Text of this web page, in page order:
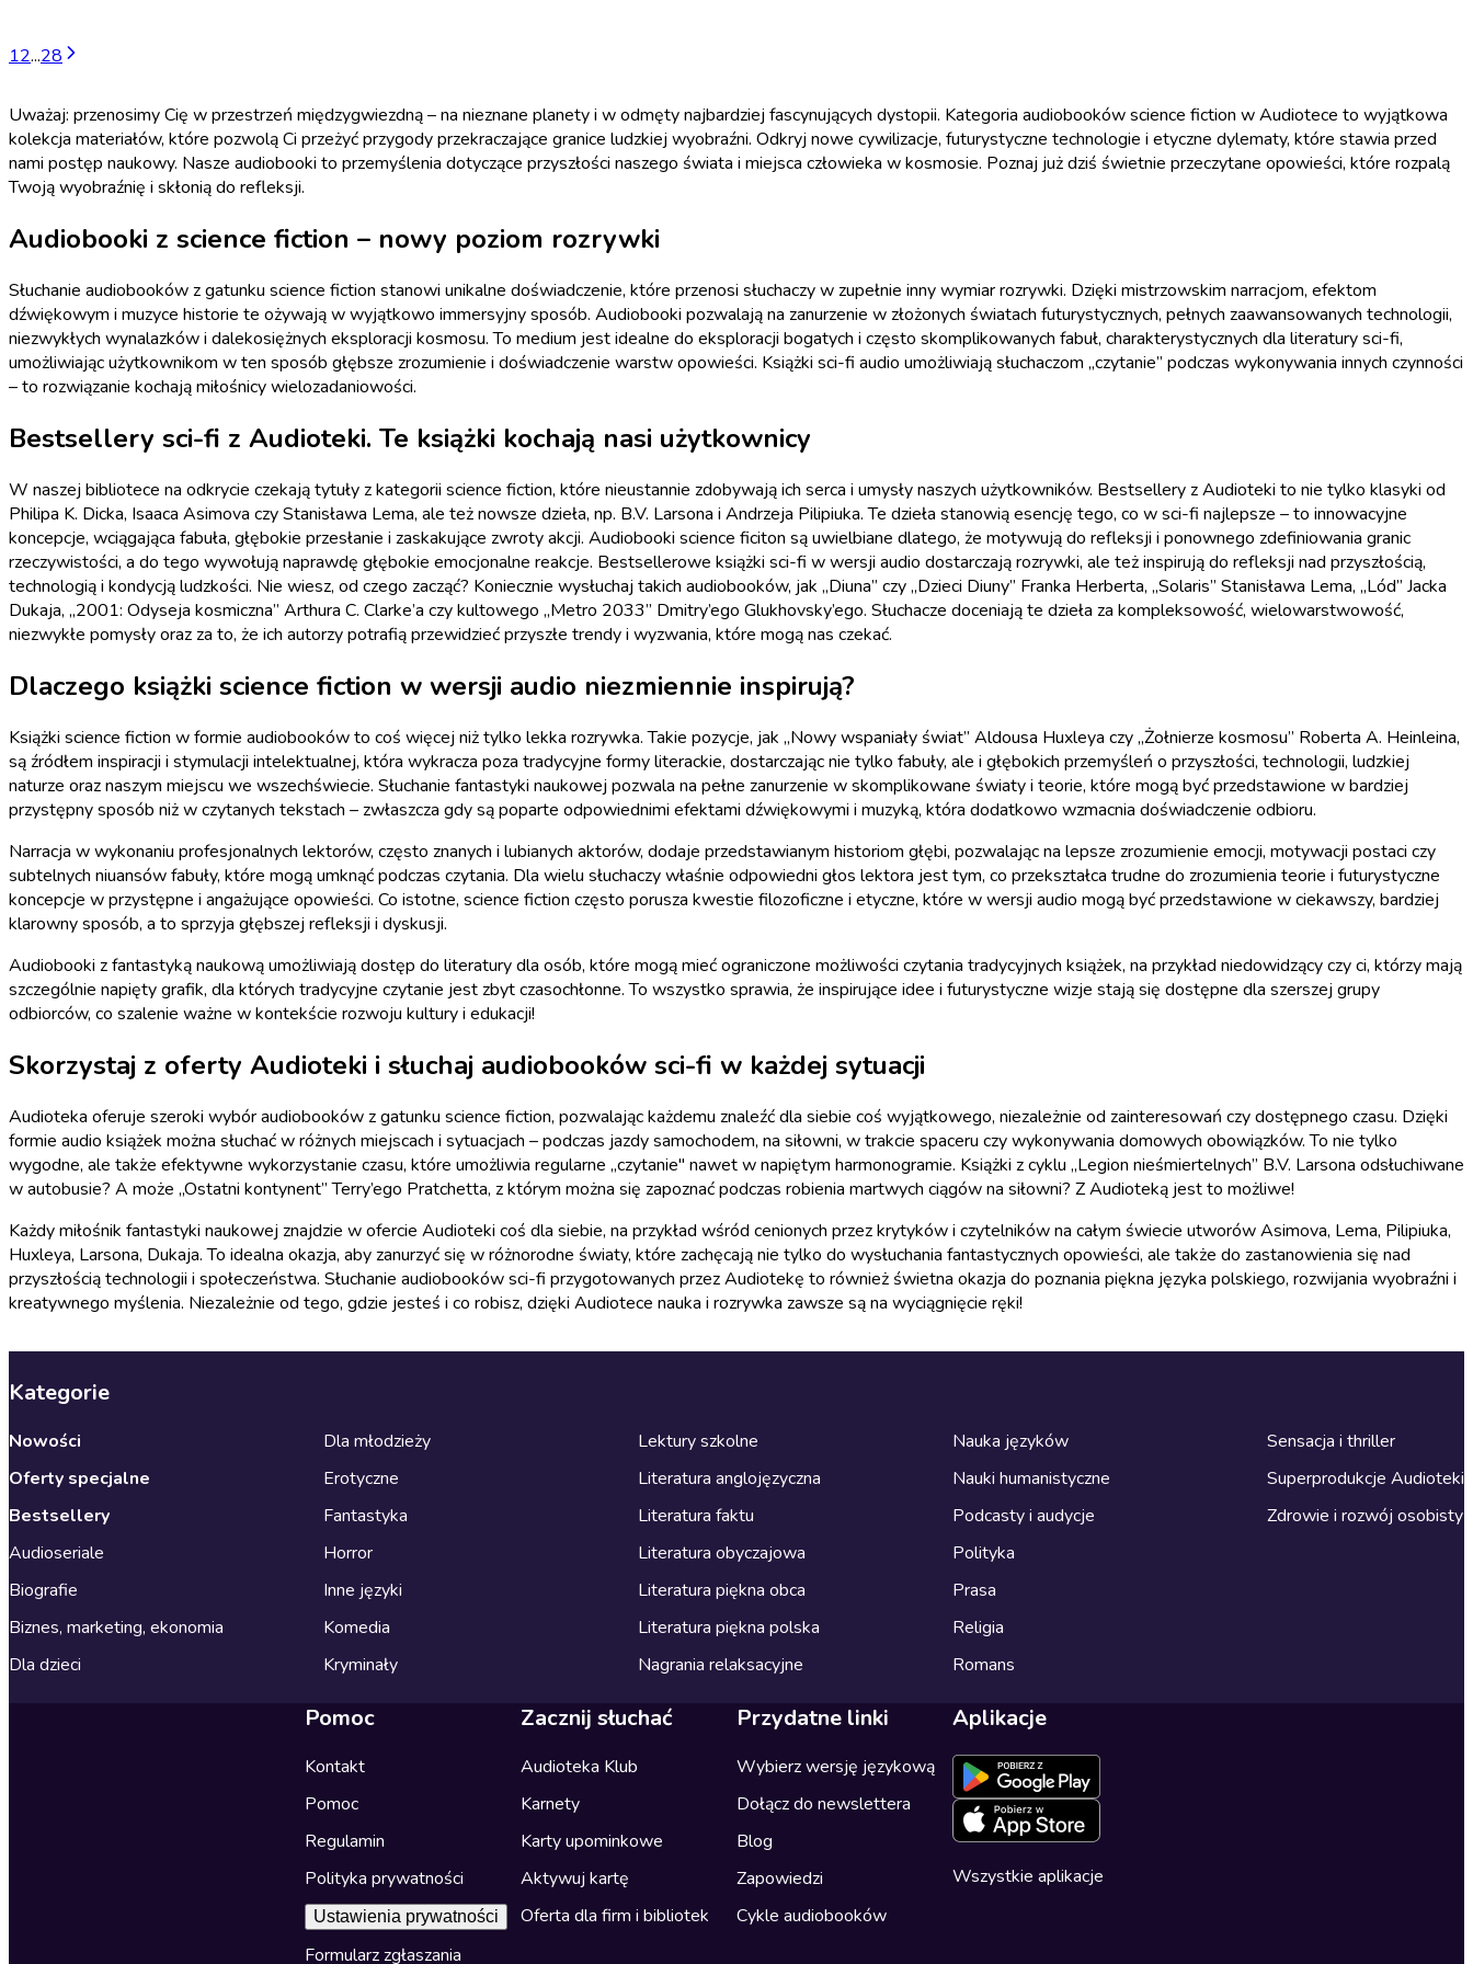
12...28
Uważaj: przenosimy Cię w przestrzeń międzygwiezdną – na nieznane planety i w odmęty najbardziej fascynujących dystopii. Kategoria audiobooków science fiction w Audiotece to wyjątkowa
kolekcja materiałów, które pozwolą Ci przeżyć przygody przekraczające granice ludzkiej wyobraźni. Odkryj nowe cywilizacje, futurystyczne technologie i etyczne dylematy, które stawia przed
nami postęp naukowy. Nasze audiobooki to przemyślenia dotyczące przyszłości naszego świata i miejsca człowieka w kosmosie. Poznaj już dziś świetnie przeczytane opowieści, które rozpalą
Twoją wyobraźnię i skłonią do refleksji.
Audiobooki z science fiction – nowy poziom rozrywki
Słuchanie audiobooków z gatunku science fiction stanowi unikalne doświadczenie, które przenosi słuchaczy w zupełnie inny wymiar rozrywki. Dzięki mistrzowskim narracjom, efektom
dźwiękowym i muzyce historie te ożywają w wyjątkowo immersyjny sposób. Audiobooki pozwalają na zanurzenie w złożonych światach futurystycznych, pełnych zaawansowanych technologii,
niezwykłych wynalazków i dalekosiężnych eksploracji kosmosu. To medium jest idealne do eksploracji bogatych i często skomplikowanych fabuł, charakterystycznych dla literatury sci-fi,
umożliwiając użytkownikom w ten sposób głębsze zrozumienie i doświadczenie warstw opowieści. Książki sci-fi audio umożliwiają słuchaczom „czytanie” podczas wykonywania innych czynności
– to rozwiązanie kochają miłośnicy wielozadaniowości.
Bestsellery sci-fi z Audioteki. Te książki kochają nasi użytkownicy
W naszej bibliotece na odkrycie czekają tytuły z kategorii science fiction, które nieustannie zdobywają ich serca i umysły naszych użytkowników. Bestsellery z Audioteki to nie tylko klasyki od
Philipa K. Dicka, Isaaca Asimova czy Stanisława Lema, ale też nowsze dzieła, np. B.V. Larsona i Andrzeja Pilipiuka. Te dzieła stanowią esencję tego, co w sci-fi najlepsze – to innowacyjne
koncepcje, wciągająca fabuła, głębokie przesłanie i zaskakujące zwroty akcji. Audiobooki science ficiton są uwielbiane dlatego, że motywują do refleksji i ponownego zdefiniowania granic
rzeczywistości, a do tego wywołują naprawdę głębokie emocjonalne reakcje. Bestsellerowe książki sci-fi w wersji audio dostarczają rozrywki, ale też inspirują do refleksji nad przyszłością,
technologią i kondycją ludzkości. Nie wiesz, od czego zacząć? Koniecznie wysłuchaj takich audiobooków, jak „Diuna” czy „Dzieci Diuny” Franka Herberta, „Solaris” Stanisława Lema, „Lód” Jacka
Dukaja, „2001: Odyseja kosmiczna” Arthura C. Clarke’a czy kultowego „Metro 2033” Dmitry’ego Glukhovsky’ego. Słuchacze doceniają te dzieła za kompleksowość, wielowarstwowość,
niezwykłe pomysły oraz za to, że ich autorzy potrafią przewidzieć przyszłe trendy i wyzwania, które mogą nas czekać.
Dlaczego książki science fiction w wersji audio niezmiennie inspirują?
Książki science fiction w formie audiobooków to coś więcej niż tylko lekka rozrywka. Takie pozycje, jak „Nowy wspaniały świat” Aldousa Huxleya czy „Żołnierze kosmosu” Roberta A. Heinleina,
są źródłem inspiracji i stymulacji intelektualnej, która wykracza poza tradycyjne formy literackie, dostarczając nie tylko fabuły, ale i głębokich przemyśleń o przyszłości, technologii, ludzkiej
naturze oraz naszym miejscu we wszechświecie. Słuchanie fantastyki naukowej pozwala na pełne zanurzenie w skomplikowane światy i teorie, które mogą być przedstawione w bardziej
przystępny sposób niż w czytanych tekstach – zwłaszcza gdy są poparte odpowiednimi efektami dźwiękowymi i muzyką, która dodatkowo wzmacnia doświadczenie odbioru.
Narracja w wykonaniu profesjonalnych lektorów, często znanych i lubianych aktorów, dodaje przedstawianym historiom głębi, pozwalając na lepsze zrozumienie emocji, motywacji postaci czy
subtelnych niuansów fabuły, które mogą umknąć podczas czytania. Dla wielu słuchaczy właśnie odpowiedni głos lektora jest tym, co przekształca trudne do zrozumienia teorie i futurystyczne
koncepcje w przystępne i angażujące opowieści. Co istotne, science fiction często porusza kwestie filozoficzne i etyczne, które w wersji audio mogą być przedstawione w ciekawszy, bardziej
klarowny sposób, a to sprzyja głębszej refleksji i dyskusji.
Audiobooki z fantastyką naukową umożliwiają dostęp do literatury dla osób, które mogą mieć ograniczone możliwości czytania tradycyjnych książek, na przykład niedowidzący czy ci, którzy mają
szczególnie napięty grafik, dla których tradycyjne czytanie jest zbyt czasochłonne. To wszystko sprawia, że inspirujące idee i futurystyczne wizje stają się dostępne dla szerszej grupy
odbiorców, co szalenie ważne w kontekście rozwoju kultury i edukacji!
Skorzystaj z oferty Audioteki i słuchaj audiobooków sci-fi w każdej sytuacji
Audioteka oferuje szeroki wybór audiobooków z gatunku science fiction, pozwalając każdemu znaleźć dla siebie coś wyjątkowego, niezależnie od zainteresowań czy dostępnego czasu. Dzięki
formie audio książek można słuchać w różnych miejscach i sytuacjach – podczas jazdy samochodem, na siłowni, w trakcie spaceru czy wykonywania domowych obowiązków. To nie tylko
wygodne, ale także efektywne wykorzystanie czasu, które umożliwia regularne „czytanie" nawet w napiętym harmonogramie. Książki z cyklu „Legion nieśmiertelnych” B.V. Larsona odsłuchiwane
w autobusie? A może „Ostatni kontynent” Terry’ego Pratchetta, z którym można się zapoznać podczas robienia martwych ciągów na siłowni? Z Audioteką jest to możliwe!
Każdy miłośnik fantastyki naukowej znajdzie w ofercie Audioteki coś dla siebie, na przykład wśród cenionych przez krytyków i czytelników na całym świecie utworów Asimova, Lema, Pilipiuka,
Huxleya, Larsona, Dukaja. To idealna okazja, aby zanurzyć się w różnorodne światy, które zachęcają nie tylko do wysłuchania fantastycznych opowieści, ale także do zastanowienia się nad
przyszłością technologii i społeczeństwa. Słuchanie audiobooków sci-fi przygotowanych przez Audiotekę to również świetna okazja do poznania piękna języka polskiego, rozwijania wyobraźni i
kreatywnego myślenia. Niezależnie od tego, gdzie jesteś i co robisz, dzięki Audiotece nauka i rozrywka zawsze są na wyciągnięcie ręki!
Kategorie
Nowości
Oferty specjalne
Bestsellery
Audioseriale
Biografie
Biznes, marketing, ekonomia
Dla dzieci
Dla młodzieży
Erotyczne
Fantastyka
Horror
Inne języki
Komedia
Kryminały
Lektury szkolne
Literatura anglojęzyczna
Literatura faktu
Literatura obyczajowa
Literatura piękna obca
Literatura piękna polska
Nagrania relaksacyjne
Nauka języków
Nauki humanistyczne
Podcasty i audycje
Polityka
Prasa
Religia
Romans
Sensacja i thriller
Superprodukcje Audioteki
Zdrowie i rozwój osobisty
Pomoc
Kontakt
Pomoc
Regulamin
Polityka prywatności
Ustawienia prywatności
Formularz zgłaszania
Zacznij słuchać
Audioteka Klub
Karnety
Karty upominkowe
Aktywuj kartę
Oferta dla firm i bibliotek
Przydatne linki
Wybierz wersję językową
Dołącz do newslettera
Blog
Zapowiedzi
Cykle audiobooków
Aplikacje
Wszystkie aplikacje